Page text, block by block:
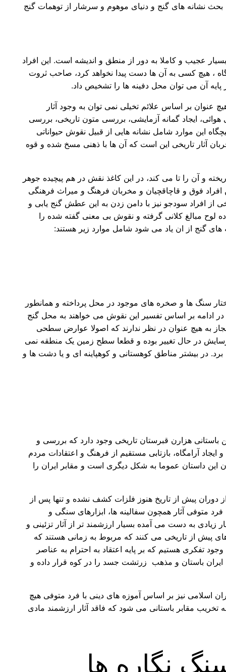
نشانه های گنج و دنیای موهوم و سرشار از توهمات گنج
عجیب و کاملا به دور از منطق و اندیشه است. این افراد
، هیچ کسی به آن ها دست پیدا نخواهد کرد، صاحب ثروت
پایه آن می توان محل دفینه ها را تشخیص داد.
بر اساس علائم تخیلی نمی توان به وجود آثار
ایجاد گمانه آزمایشی، بررسی متون تاریخی، بررسی
این موارد شامل نشانه هایی از قبیل نقوش حیواناتی
آثار تاریخی این است که آن ها با ذهنی مسخ شده و قوه
و آن را تا می کند، در این کاغذ نقش در هم پیچیده جوهر
فوق و قاچاقچیان و مخربان فرهنگ و میراث فرهنگی
افراد سودجو نیز با دامن زدن به این عطش گنج یابی و
لوح مبالغ کلانی گرفته و نقوش بی معنی گفته شده را
گنج از ان یاد می شود شامل موارد زیر هستند:
سنگ ها و صخره های موجود در محل پرداخته و همانطور
ادامه بر اساس تفسیر این نقوش می خواهند به محل گنج
به هیچ عنوان در نظر ندارند که اصولا عوارض سطحی
در حال تغییر بوده و قطعا سطح زمین یک منطقه نمی
در بیشتر مناطق کوهستانی و کوهپاینه ای و یا دشت ها و
باستانی هزارن قبرستان تاریخی وجود دارد که بررسی و
آرامگاه، بازتابی مستقیم از فرهنگ و اعتقادات مردم
داستان عموما به شکل دیگری است و مقابر ایران را
پیش از تاریخ هنوز فلزات کشف نشده و تنها پس از
متوفی آثار همچون سفالینه ها، ابزارهای سنگی و
به دست می آمده بسیار ارزشمند تر از آثار تزئینی و
پیش از تاریخی می کنند که مربوط به زمانی هستند که
تفکری هستیم که بر پایه اعتقاد به احترام به عناصر
ایران باستان و مذهب زرتشت جسد را در کوه قرار داده و
اسلامی نیز بر اساس آموزه های دینی با فرد متوفی هیچ
مقابر باستانی می شود که فاقد آثار ارزشمند مادی
نگاره ها